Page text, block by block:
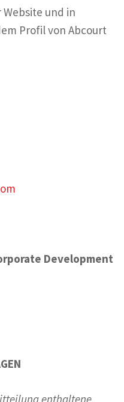
und in
Profil von Abcourt
Development
enthaltene